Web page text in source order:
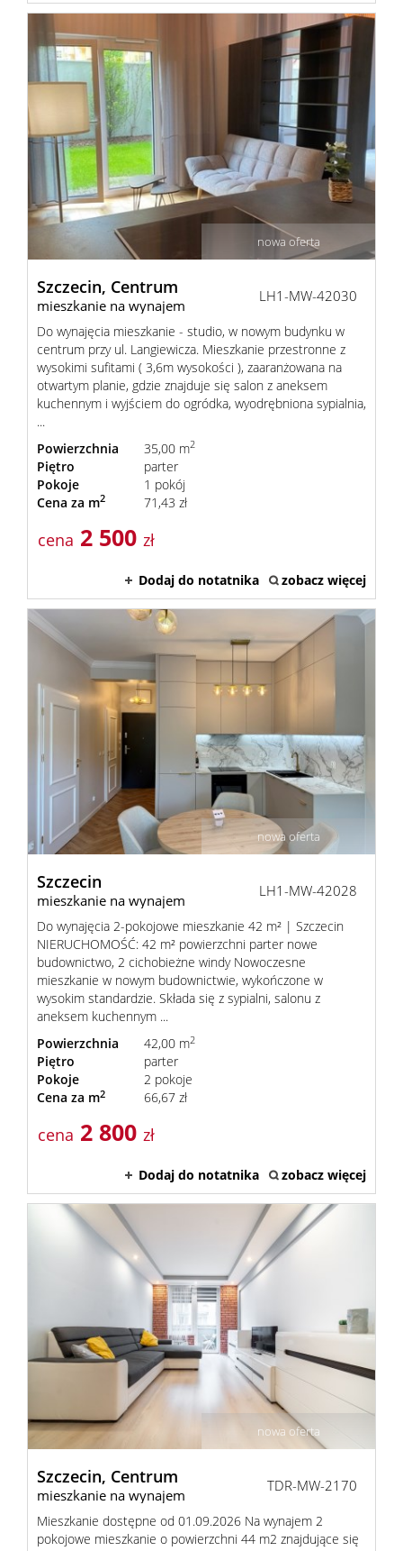
nowa oferta
Szczecin, Centrum
mieszkanie na wynajem
LH1-MW-42030
Do wynajęcia mieszkanie - studio, w nowym budynku w
centrum przy ul. Langiewicza. Mieszkanie przestronne z
wysokimi sufitami ( 3,6m wysokości ), zaaranżowana na
otwartym planie, gdzie znajduje się salon z aneksem
kuchennym i wyjściem do ogródka, wyodrębniona sypialnia,
...
Powierzchnia
35,00 m2
Piętro
parter
Pokoje
1 pokój
Cena za m2 71,43 zł
cena 2 500 zł
Dodaj do notatnika zobacz więcej
nowa oferta
Szczecin
mieszkanie na wynajem
LH1-MW-42028
Do wynajęcia 2-pokojowe mieszkanie 42 m² | Szczecin
NIERUCHOMOŚĆ: 42 m² powierzchni parter nowe
budownictwo, 2 cichobieżne windy Nowoczesne
mieszkanie w nowym budownictwie, wykończone w
wysokim standardzie. Składa się z sypialni, salonu z
aneksem kuchennym ...
Powierzchnia
42,00 m2
Piętro
parter
Pokoje
2 pokoje
Cena za m2 66,67 zł
cena 2 800 zł
Dodaj do notatnika zobacz więcej
nowa oferta
Szczecin, Centrum
mieszkanie na wynajem
TDR-MW-2170
Mieszkanie dostępne od 01.09.2026 Na wynajem 2
pokojowe mieszkanie o powierzchni 44 m2 znajdujące się